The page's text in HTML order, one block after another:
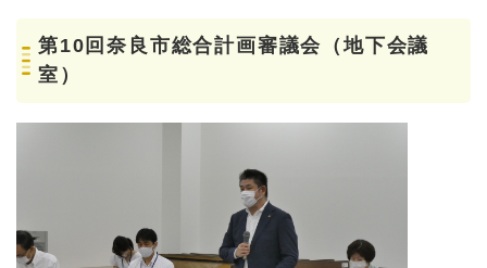
第10回奈良市総合計画審議会（地下会議
室）